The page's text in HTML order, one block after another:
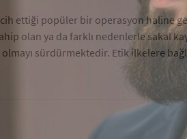
ettiği popüler bir operasyon haline
olan ya da farklı nedenlerle sakal
sürdürmektedir. Etik ilkelere